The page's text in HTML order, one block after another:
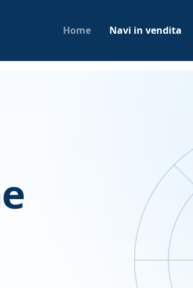
Home Navi in vendita